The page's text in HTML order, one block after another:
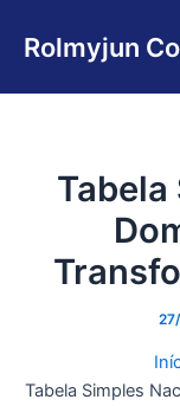
para
conteúdo
Rolmyjun
Tabela Simples